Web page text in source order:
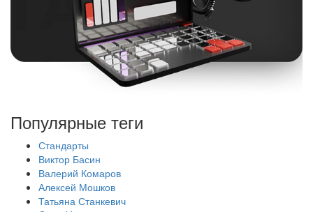
Популярные теги
Стандарты
Виктор Басин
Валерий Комаров
Алексей Мошков
Татьяна Станкевич